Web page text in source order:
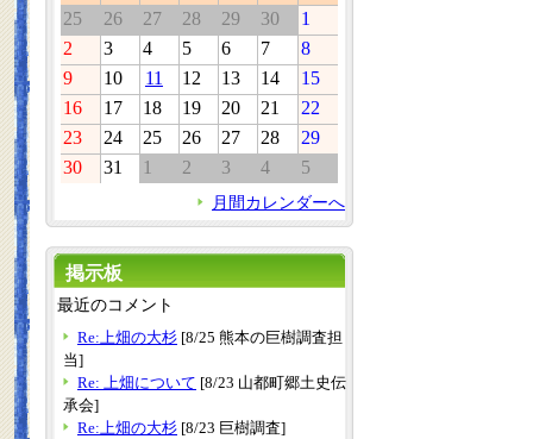
25
26 27 28 29 30
1
2
3 4 5 6 7
8
9
10 11 12 13 14
15
16
17 18 19 20 21
22
23
24 25 26 27 28
29
30
31 1 2 3 4 5
月間カレンダーへ
掲示板
最近のコメント
Re:上畑の大杉 [8/25 熊本の巨樹調査担
当]
Re: 上畑について [8/23 山都町郷土史伝
承会]
Re:上畑の大杉 [8/23 巨樹調査]